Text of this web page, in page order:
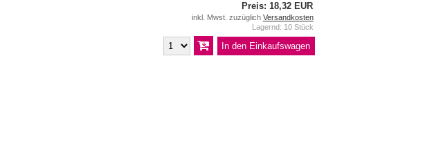
Preis: 18,32 EUR
inkl. Mwst. zuzüglich Versandkosten
Lagernd: 10 Stück